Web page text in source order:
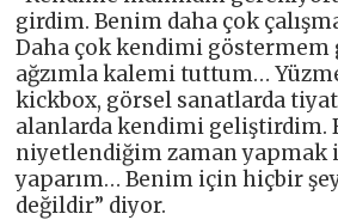
girdim. Benim daha çok
Daha çok kendimi göstermem
ağzımla kalemi tuttum…
kickbox, görsel sanatlarda
alanlarda kendimi geliştirdim.
niyetlendiğim zaman yapmak
yaparım… Benim için hiçbir
değildir” diyor.